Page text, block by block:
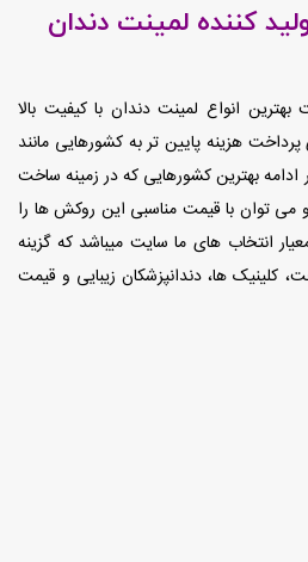
کننده لمینت دندان
انواع لمینت دندان با کیفیت بالا
هزینه پایین تر به کشورهایی مانند
ادامه بهترین کشورهایی که در زمینه ساخت
می توان با قیمت مناسبی این روکش ها را
انتخاب های ما سایت میباشد که گزینه
کلینیک ها، دندانپزشکان زیبایی و قیمت